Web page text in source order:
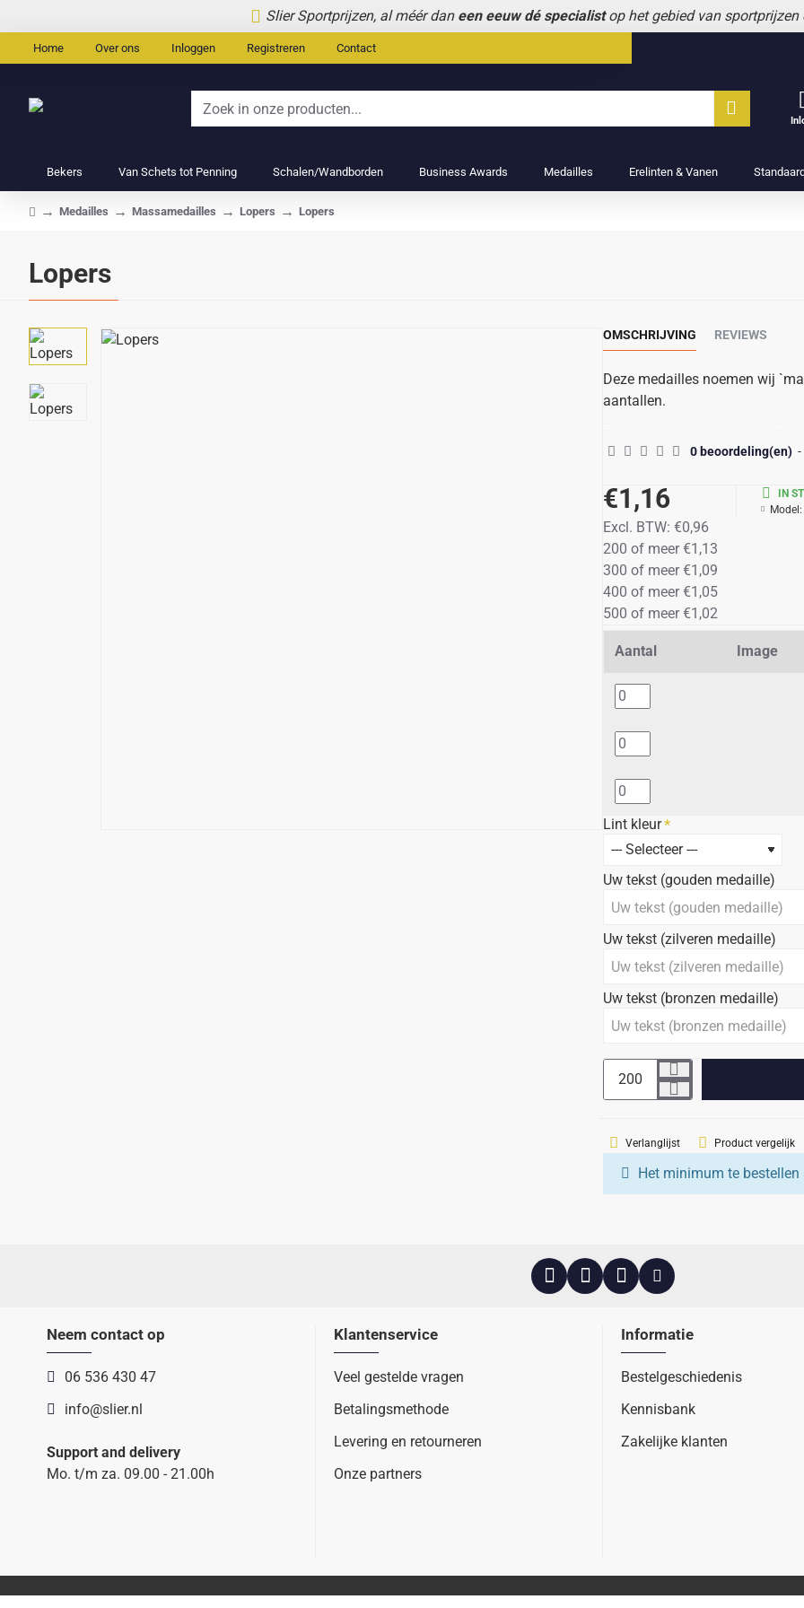
Slier Sportprijzen, al méér dan een eeuw dé specialistop het gebied van sportprijzen
Home Over ons Inloggen Registreren Contact
Zoek
producten...
Bekers Van Schets tot Penning Schalen/Wandborden Business Awards Medailles Erelinten & Vanen
Lopers
Medailles Massamedailles Lopers Lopers
OMSCHRIJVING REVIEWS
Deze medailles noemen wij
aantallen.
Wij leveren complete
dezelfde tekst,
aangebracht op de achterzijde
De prijs gaat omlaag bij
De eerstgenoemde prijs op
te bestellen medailles(200)
als u een hoger aantal besteld
Genoemde prijzen zijn
Prijzen zijn incl 21% btw
0 beoordeling(en) -
€1,16
Excl. BTW: €0,96
200 of meer €1,13
300 of meer €1,09
400 of meer €1,05
500 of meer €1,02
IN
Model:
Aantal Image
Lint kleur
Uw tekst (gouden medaille)
Uw tekst (zilveren medaille)
Uw tekst (bronzen medaille)
Verlanglijst Product vergelijk
Het minimum te
Neem contact op
06 536 430 47
info@slier.nl
Support and delivery
Mo. t/m za. 09.00 - 21.00h
Klantenservice
Veel gestelde vragen
Betalingsmethode
Levering en retourneren
Onze partners
Informatie
Bestelgeschiedenis
Kennisbank
Zakelijke klanten